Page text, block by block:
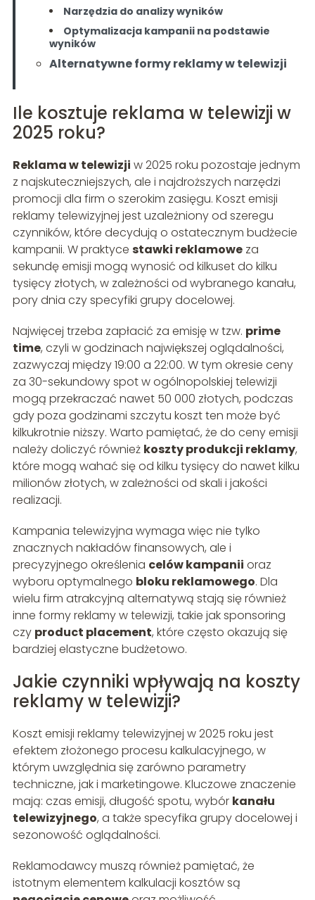
Narzędzia do analizy wyników
Optymalizacja kampanii na podstawie
wyników
Alternatywne formy reklamy w telewizji
Ile kosztuje reklama w telewizji w
2025 roku?
Reklama w telewizji w 2025 roku pozostaje jednym
z najskuteczniejszych, ale i najdroższych narzędzi
promocji dla firm o szerokim zasięgu. Koszt emisji
reklamy telewizyjnej jest uzależniony od szeregu
czynników, które decydują o ostatecznym budżecie
kampanii. W praktyce stawki reklamoweza
sekundę emisji mogą wynosić od kilkuset do kilku
tysięcy złotych, w zależności od wybranego kanału,
pory dnia czy specyfiki grupy docelowej.
Najwięcej trzeba zapłacić za emisję w tzw. prime
time, czyli w godzinach największej oglądalności,
zazwyczaj między 19:00 a 22:00. W tym okresie ceny
za 30-sekundowy spot w ogólnopolskiej telewizji
mogą przekraczać nawet 50 000 złotych, podczas
gdy poza godzinami szczytu koszt ten może być
kilkukrotnie niższy. Warto pamiętać, że do ceny emisji
należy doliczyć również koszty produkcji reklamy,
które mogą wahać się od kilku tysięcy do nawet kilku
milionów złotych, w zależności od skali i jakości
realizacji.
Kampania telewizyjna wymaga więc nie tylko
znacznych nakładów finansowych, ale i
precyzyjnego określenia celów kampanii oraz
wyboru optymalnego bloku reklamowego. Dla
wielu firm atrakcyjną alternatywą stają się również
inne formy reklamy w telewizji, takie jak sponsoring
czy product placement, które często okazują się
bardziej elastyczne budżetowo.
Jakie czynniki wpływają na koszty
reklamy w telewizji?
Koszt emisji reklamy telewizyjnej w 2025 roku jest
efektem złożonego procesu kalkulacyjnego, w
którym uwzględnia się zarówno parametry
techniczne, jak i marketingowe. Kluczowe znaczenie
mają: czas emisji, długość spotu, wybór kanału
telewizyjnego, a także specyfika grupy docelowej i
sezonowość oglądalności.
Reklamodawcy muszą również pamiętać, że
istotnym elementem kalkulacji kosztów są